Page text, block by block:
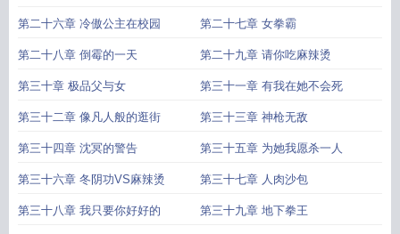
第二十六章 冷傲公主在校园 第二十七章 女拳霸
第二十八章 倒霉的一天 第二十九章 请你吃麻辣烫
第三十章 极品父与女 第三十一章 有我在她不会死
第三十二章 像凡人般的逛街 第三十三章 神枪无敌
第三十四章 沈冥的警告 第三十五章 为她我愿杀一人
第三十六章 冬阴功VS麻辣烫 第三十七章 人肉沙包
第三十八章 我只要你好好的 第三十九章 地下拳王